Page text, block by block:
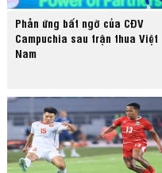
Phản ứng bất ngờ của CĐV
Campuchia sau trận thua Việt
Nam